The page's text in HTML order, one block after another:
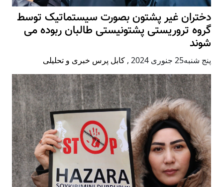
دختران غیر پشتون بصورت سیستماتیک توسط
گروه تروریستی پشتونیستی طالبان ربوده می
شوند
پنج شنبه25 جنوری 2024 , کابل پرس خبری و تحلیلی